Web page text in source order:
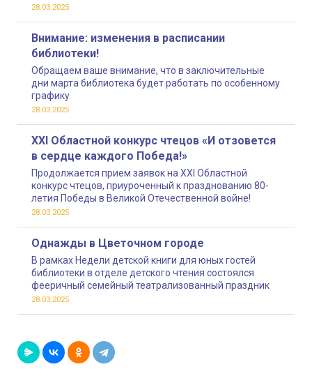
28.03.2025
Внимание: изменения в расписании
библиотеки!
Обращаем ваше внимание, что в заключительные
дни марта библиотека будет работать по особенному
графику
28.03.2025
XXI Областной конкурс чтецов «И отзовется
в сердце каждого Победа!»
Продолжается прием заявок на XXI Областной
конкурс чтецов, приуроченный к празднованию 80-
летия Победы в Великой Отечественной войне!
28.03.2025
Однажды в Цветочном городе
В рамках Недели детской книги для юных гостей
библиотеки в отделе детского чтения состоялся
фееричный семейный театрализованный праздник
28.03.2025